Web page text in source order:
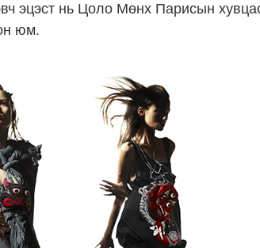
эцэст нь Цоло Мөнх Парисын
юм.